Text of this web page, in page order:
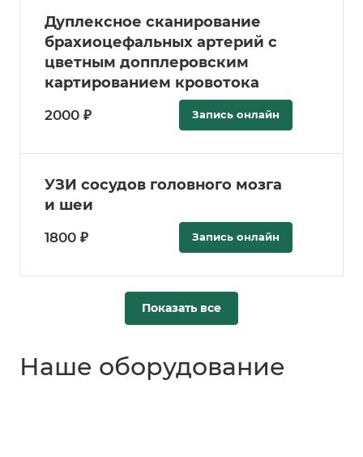
Дуплексное сканирование
брахиоцефальных артерий с
цветным допплеровским
картированием кровотока
2000 ₽ Запись онлайн
УЗИ сосудов головного мозга
и шеи
1800 ₽ Запись онлайн
Показать все
Наше оборудование